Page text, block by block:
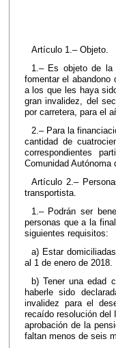
Artículo 1.– Objeto.
1.– Es objeto de la
fomentar el
a los que les haya
gran invalidez, del
por carretera, para el
2.– Para la
cantidad de
correspondientes
Comunidad Autónoma
Artículo 2.–
transportista.
1.– Podrán ser
personas que a la
siguientes requisitos:
a) Estar
al 1 de enero de 2018.
b) Tener una edad
haberle sido
invalidez para el
recaído resolución del
aprobación de la
faltan menos de seis